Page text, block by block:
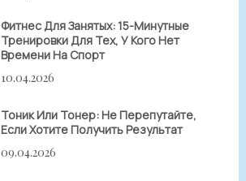
Фитнес Для Занятых: 15-Минутные
Тренировки Для Тех, У Кого Нет
Времени На Спорт
10.04.2026
Тоник Или Тонер: Не Перепутайте,
Если Хотите Получить Результат
09.04.2026